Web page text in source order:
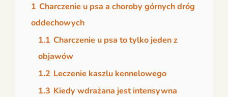
1 Charczenie u psa a choroby górnych dróg
oddechowych
1.1 Charczenie u psa to tylko jeden z
objawów
1.2 Leczenie kaszlu kennelowego
1.3 Kiedy wdrażana jest intensywna